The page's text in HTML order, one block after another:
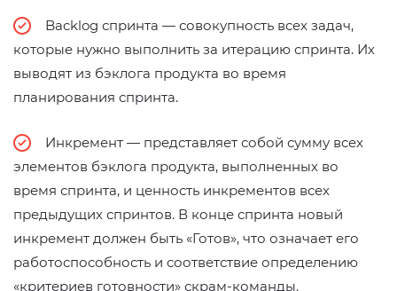
Backlog спринта — совокупность всех задач,
которые нужно выполнить за итерацию спринта. Их
выводят из бэклога продукта во время
планирования спринта.
Инкремент — представляет собой сумму всех
элементов бэклога продукта, выполненных во
время спринта, и ценность инкрементов всех
предыдущих спринтов. В конце спринта новый
инкремент должен быть «Готов», что означает его
работоспособность и соответствие определению
«критериев готовности» скрам-команды.